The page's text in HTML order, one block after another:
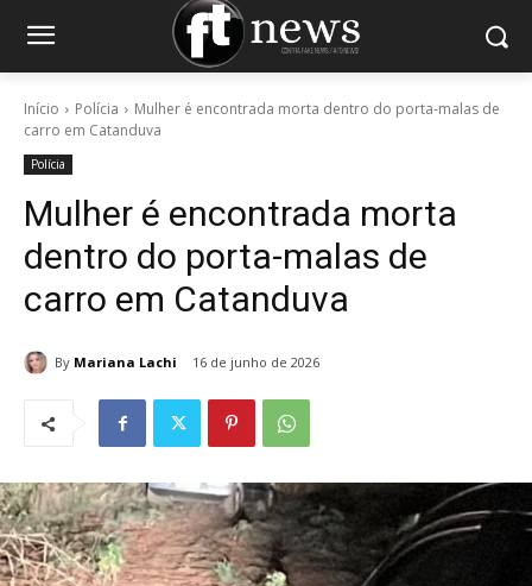
Início Polícia
Mulher é encontrada morta dentro do porta-malas de
carro em Catanduva
Polícia
Mulher é encontrada morta
dentro do porta-malas de
carro em Catanduva
By Mariana Lachi 16 de junho de 2026